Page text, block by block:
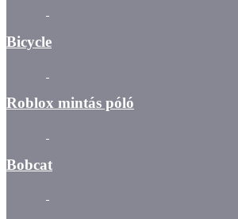
Bicycle
Roblox mintás póló
Bobcat